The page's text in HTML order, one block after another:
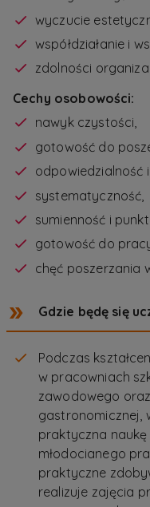
wyczucie
współdziałanie i
zdolności
Cechy osobowości:
nawyk czystości,
gotowość do
odpowiedzialność
systematyczność,
sumienność i
gotowość do
chęć poszerzania
Gdzie będę się
Podczas
w pracowniach
zawodowego
gastronomicznej,
praktyczna
młodocianego
praktyczne
realizuje zajęcia